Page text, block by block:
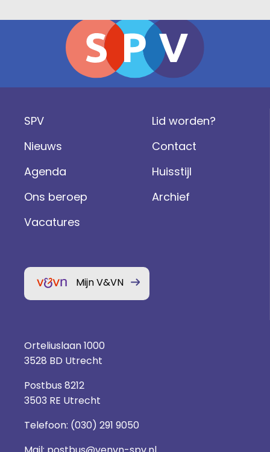
SPV
Nieuws
Agenda
Ons beroep
Vacatures
Lid worden?
Contact
Huisstijl
Archief
Mijn V&VN
Orteliuslaan 1000
3528 BD Utrecht
Postbus 8212
3503 RE Utrecht
Telefoon: (030) 291 9050